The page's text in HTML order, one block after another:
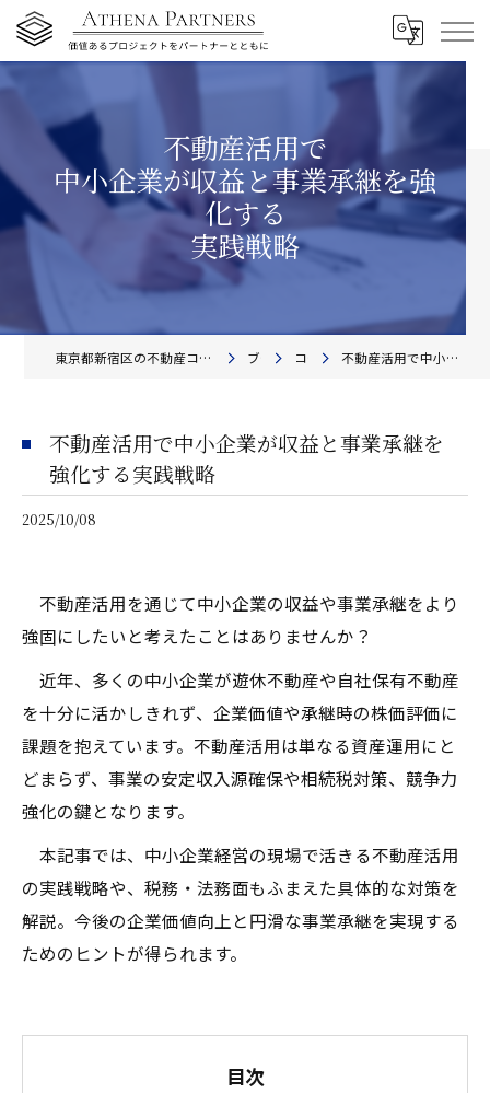
不動産活用で
中小企業が収益と事業承継を強
化する
実践戦略
東京都新宿区の不動産コンサルティングならアテナ・パートナーズ株式会社 ブログ コラム 不動産活用で中小企業が収益と事業承継を強化する実践戦略
不動産活用で中小企業が収益と事業承継を
強化する実践戦略
2025/10/08
不動産活用を通じて中小企業の収益や事業承継をより
強固にしたいと考えたことはありませんか？
近年、多くの中小企業が遊休不動産や自社保有不動産
を十分に活かしきれず、企業価値や承継時の株価評価に
課題を抱えています。不動産活用は単なる資産運用にと
どまらず、事業の安定収入源確保や相続税対策、競争力
強化の鍵となります。
本記事では、中小企業経営の現場で活きる不動産活用
の実践戦略や、税務・法務面もふまえた具体的な対策を
解説。今後の企業価値向上と円滑な事業承継を実現する
ためのヒントが得られます。
目次